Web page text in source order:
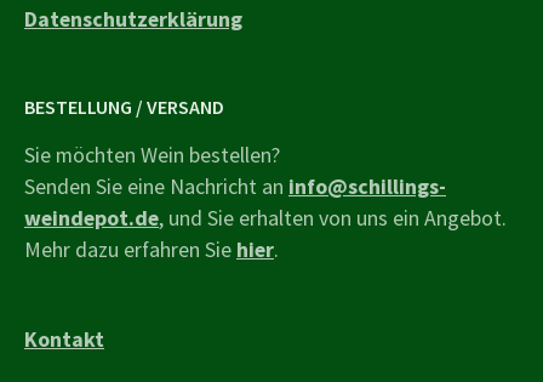
Datenschutzerklärung
BESTELLUNG / VERSAND
Sie möchten Wein bestellen?
Senden Sie eine Nachricht an info@schillings-
weindepot.de, und Sie erhalten von uns ein Angebot.
Mehr dazu erfahren Sie hier.
Kontakt